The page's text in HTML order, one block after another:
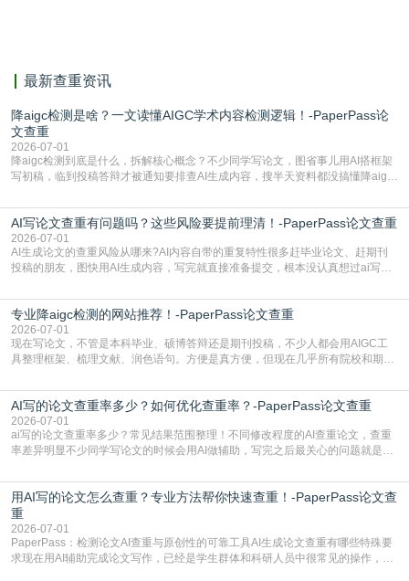
最新查重资讯
降aigc检测是啥？一文读懂AIGC学术内容检测逻辑！-PaperPass论
文查重
2026-07-01
降aigc检测到底是什么，拆解核心概念？不少同学写论文，图省事儿用AI搭框架
写初稿，临到投稿答辩才被通知要排查AI生成内容，搜半天资料都没搞懂降aigc
怕是已经入行的科研人员，不少人也搞不清降aigc检测是啥，对相关要求摸不
准。其实，降aigc检测是伴随AIGC工具在学术领域普及诞生的新需求，核心是为
了满足现在高校、期刊对AI生
AI写论文查重有问题吗？这些风险要提前理清！-PaperPass论文查重
2026-07-01
AI生成论文的查重风险从哪来?AI内容自带的重复特性很多赶毕业论文、赶期刊
投稿的朋友，图快用AI生成内容，写完就直接准备提交，根本没认真想过ai写论
自带不可忽视的查重风险。AI训练依赖海量公开的文本数据，生成内容本质是基
于训练数据的概率拼接，不是从零开始的原创创作。生成过程中，很容易复用已
有的高频公共表述，甚至直接拼接已经公开
专业降aigc检测的网站推荐！-PaperPass论文查重
2026-07-01
现在写论文，不管是本科毕业、硕博答辩还是期刊投稿，不少人都会用AIGC工
具整理框架、梳理文献、润色语句。方便是真方便，但现在几乎所有院校和期刊
五遍还是过不了预检测的大有人在，这时候，找到靠谱的降AIGC检测率的网
站，就能少走好多弯路。PaperPass：守护学术原创性的智能伙伴AIGC生成内
容的学术合规痛点去年帮一个本科师弟改
AI写的论文查重率多少？如何优化查重率？-PaperPass论文查重
2026-07-01
ai写的论文查重率多少？常见结果范围整理！不同修改程度的AI查重论文，查重
率差异明显不少同学写论文的时候会用AI做辅助，写完之后最关心的问题就是ai
实际情况和大家想的不太一样。AI训练依赖海量公开学术文献、网络内容，生成
内容本质是按照语义概率拼接已有内容，很容易和已发布的作品撞重复，甚至会
直接引用整段已有内容，所以查重率偏高是
用AI写的论文怎么查重？专业方法帮你快速查重！-PaperPass论文查
重
2026-07-01
PaperPass：检测论文AI查重与原创性的可靠工具AI生成论文查重有哪些特殊要
求现在用AI辅助完成论文写作，已经是学生群体和科研人员中很常见的操作，不